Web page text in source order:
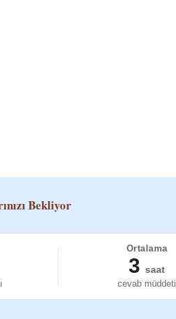
Bekliyor
Ortalama
3 saat
cevab müddeti